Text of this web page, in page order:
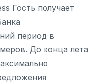
Гость получает
период в
До конца лета